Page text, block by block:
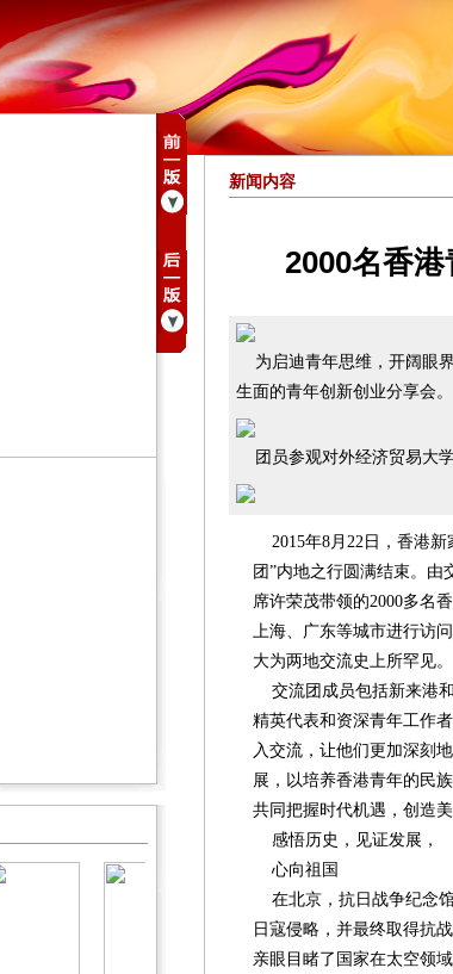
新闻内容
2000名香
为启迪青年思维，开阔眼
生面的青年创新创业分享会。
团员参观对外经济贸易大
2015年8月22日，香港新
团”内地之行圆满结束。
席许荣茂带领的2000多名
上海、广东等城市进行访
大为两地交流史上所罕见。
交流团成员包括新来港
精英代表和资深青年工作
入交流，让他们更加深刻
展，以培养香港青年的民
共同把握时代机遇，创造美
感悟历史，见证发展，
心向祖国
在北京，抗日战争纪念
日寇侵略，并最终取得抗
亲眼目睹了国家在太空领